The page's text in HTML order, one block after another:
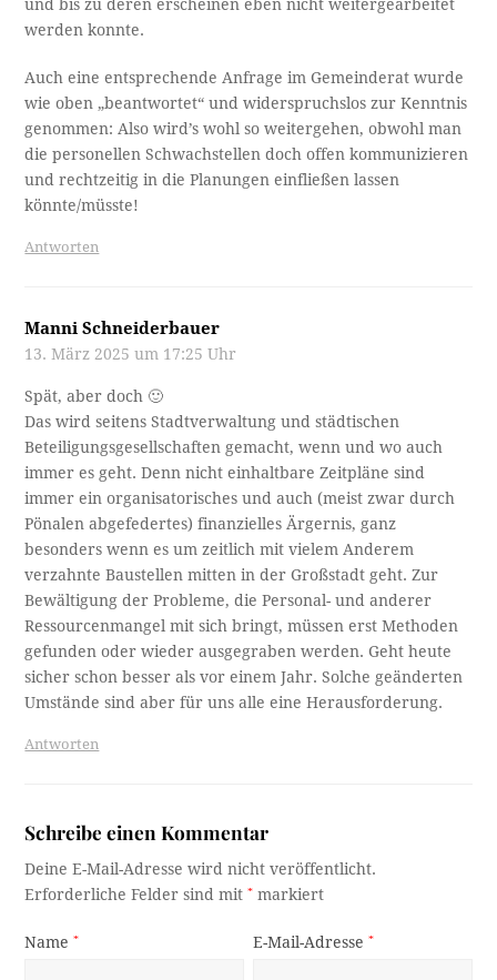
und bis zu deren erscheinen eben nicht weitergearbeitet
werden konnte.
Auch eine entsprechende Anfrage im Gemeinderat wurde
wie oben „beantwortet“ und widerspruchslos zur Kenntnis
genommen: Also wird’s wohl so weitergehen, obwohl man
die personellen Schwachstellen doch offen kommunizieren
und rechtzeitig in die Planungen einfließen lassen
könnte/müsste!
Antworten
Manni Schneiderbauer
13. März 2025 um 17:25 Uhr
Spät, aber doch 🙂
Das wird seitens Stadtverwaltung und städtischen
Beteiligungsgesellschaften gemacht, wenn und wo auch
immer es geht. Denn nicht einhaltbare Zeitpläne sind
immer ein organisatorisches und auch (meist zwar durch
Pönalen abgefedertes) finanzielles Ärgernis, ganz
besonders wenn es um zeitlich mit vielem Anderem
verzahnte Baustellen mitten in der Großstadt geht. Zur
Bewältigung der Probleme, die Personal- und anderer
Ressourcenmangel mit sich bringt, müssen erst Methoden
gefunden oder wieder ausgegraben werden. Geht heute
sicher schon besser als vor einem Jahr. Solche geänderten
Umstände sind aber für uns alle eine Herausforderung.
Antworten
Schreibe einen Kommentar
Deine E-Mail-Adresse wird nicht veröffentlicht.
Erforderliche Felder sind mit* markiert
Name* E-Mail-Adresse*